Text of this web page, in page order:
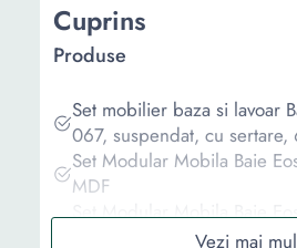
Cuprins
Produse
Set mobilier baza si lavoar
067, suspendat, cu
Set Modular Mobila Baie
MDF
Set Modular Mobila Baie